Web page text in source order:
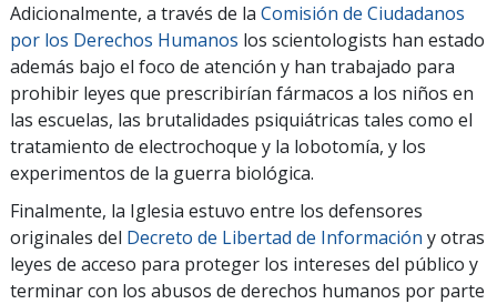
Adicionalmente, a través de la Comisión de Ciudadanos
por los Derechos Humanos los scientologists han estado
además bajo el foco de atención y han trabajado para
prohibir leyes que prescribirían fármacos a los niños en
las escuelas, las brutalidades psiquiátricas tales como el
tratamiento de electrochoque y la lobotomía, y los
experimentos de la guerra biológica.
Finalmente, la Iglesia estuvo entre los defensores
originales del Decreto de Libertad de Información y otras
leyes de acceso para proteger los intereses del público y
terminar con los abusos de derechos humanos por parte